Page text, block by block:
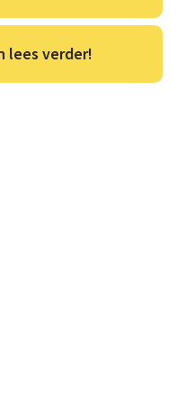
lees verder!